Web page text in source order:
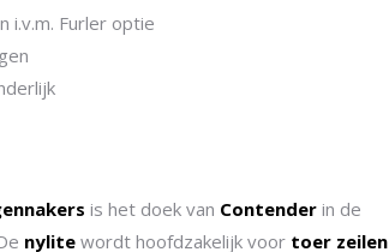
i.v.m. Furler optie
is het doek van Contender in de
nylite wordt hoofdzakelijk voor toer zeilen